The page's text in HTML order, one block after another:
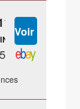
€